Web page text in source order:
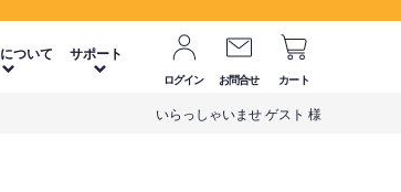
ついて サポート
ログイン お問合せ カート
いらっしゃいませ ゲスト 様